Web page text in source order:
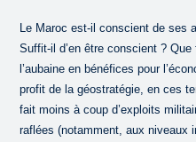
Le Maroc est-il conscient de ses
Suffit-il d’en être conscient ?
l’aubaine en bénéfices pour
profit de la géostratégie, en ces
fait moins à coup d’exploits
raflées (notamment, aux niveaux